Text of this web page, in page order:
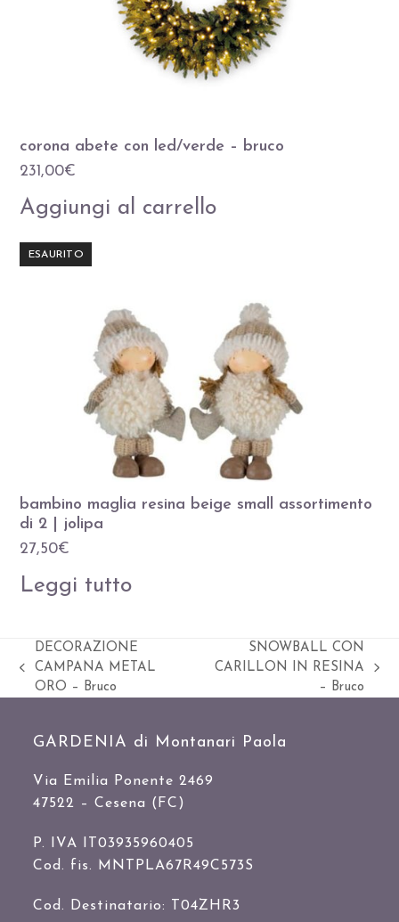
corona abete con led/verde – bruco
231,00€
Aggiungi al carrello
ESAURITO
bambino maglia resina beige small assortimento
di 2 | jolipa
27,50€
Leggi tutto
Slide
precedente:
DECORAZIONE
CAMPANA METAL
ORO – Bruco
articolo:
SNOWBALL CON
CARILLON IN RESINA
– Bruco
GARDENIA di Montanari Paola
Via Emilia Ponente 2469
47522 – Cesena (FC)
P. IVA IT03935960405
Cod. fis. MNTPLA67R49C573S
Cod. Destinatario: T04ZHR3